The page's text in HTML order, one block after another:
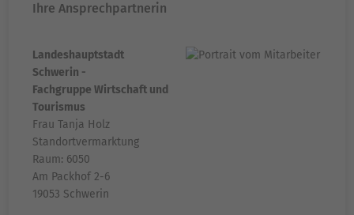
Ihre Ansprechpartnerin
Landeshauptstadt
Schwerin -
Fachgruppe Wirtschaft und
Tourismus
Frau Tanja Holz
Standortvermarktung
Raum: 6050
Am Packhof 2-6
19053 Schwerin